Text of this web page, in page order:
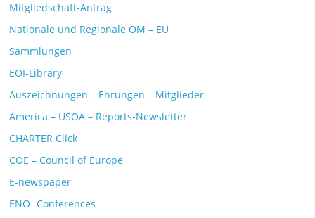
Mitgliedschaft-Antrag
Nationale und Regionale OM – EU
Sammlungen
EOI-Library
Auszeichnungen – Ehrungen – Mitglieder
America – USOA – Reports-Newsletter
CHARTER Click
COE – Council of Europe
E-newspaper
ENO -Conferences